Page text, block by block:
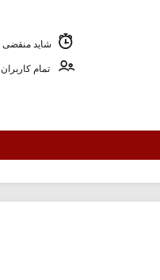
شاید منقضی
تمام کاربران